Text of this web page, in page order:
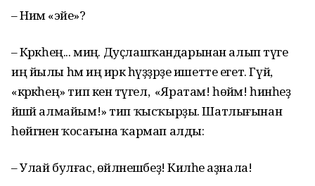
– Нимә «эйе»?
– Кәрәкһең... миңә. Дуҫлашҡандарынан алып тәүге
иң йылы һәм иң иркә һүҙҙәрҙе ишетте егет. Гүйә,
«кәрәкһең» тип кенә түгел, ә «Яратам! һөйәм! һинһеҙ
йәшәй алмайым!» тип ҡысҡырҙы. Шатлығынан
һөйгәнен ҡосағына ҡармап алды:
– Улай булғас, өйләнешәбеҙ! Киләһе аҙнала!